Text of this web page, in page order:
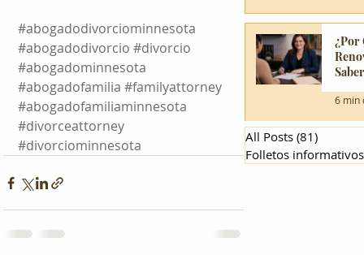
#abogadodivorciominnesota
#abogadodivorcio #divorcio
#abogadominnesota
#abogadofamilia #familyattorney
#abogadofamiliaminnesota
#divorceattorney
#divorciominnesota
¿Por
6 min
All Posts (81)81
Folletos